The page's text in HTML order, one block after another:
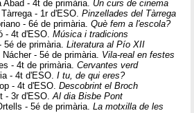
Abad - 4t de primària. Un curs de cinema
- 1r d'ESO.Pinzellades del Tàrrega
- 6é de primària.Què fem a l'escola?
- 4t d'ESO.Música i tradicions
de primària. Literatura al Pío XII
- 5é de primària. Vila-real en festes
- 4t de primària.Cervantes verd
- 4t d'ESO.I tu, de qui eres?
- 4t d'ESO.Descobrint el Broch
- 3r d'ESO.Al dia Bisbe Pont
- 5é de primària.La motxilla de les